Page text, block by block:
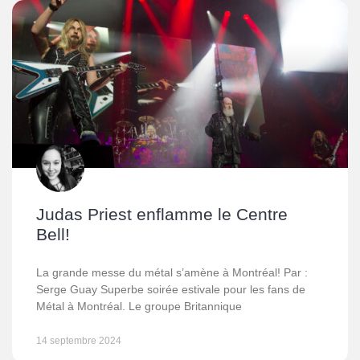
Judas Priest enflamme le Centre
Bell!
La grande messe du métal s’amène à Montréal! Par :
Serge Guay Superbe soirée estivale pour les fans de
Métal à Montréal. Le groupe Britannique
14 septembre 2024